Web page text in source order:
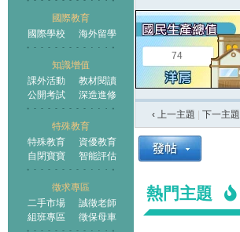
國際教育
國際學校
海外留學
知識增值
課外活動
教材閱讀
公開考試
深造進修
特殊教育
特殊教育
資優教育
自閉寶寶
智能評估
徵求專區
二手市場
誠徵老師
組班專區
徵保母車
74
‹ 上一主題 下一主題
熱門主題